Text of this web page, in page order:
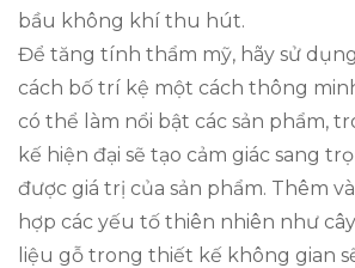
bầu không khí thu hút.
Để tăng tính thẩm mỹ, hãy sử
cách bố trí kệ một cách thông
có thể làm nổi bật các sản phẩm,
kế hiện đại sẽ tạo cảm giác sang
được giá trị của sản phẩm. Thêm
hợp các yếu tố thiên nhiên như
liệu gỗ trong thiết kế không gian